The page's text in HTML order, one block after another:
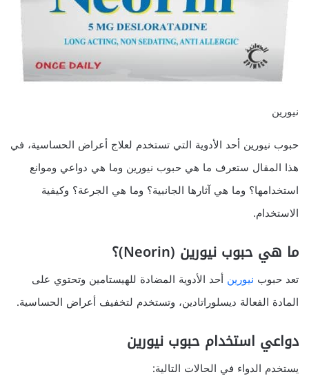
نيورين
حبوب نيورين أحد الأدوية التي تستخدم لعلاج أعراض الحساسية، في
هذا المقال ستعرف ما هي حبوب نيورين وما هي دواعي وموانع
استخدامها؟ وما هي آثارها الجانبية؟ وما هي الجرعة؟ وكيفية
الاستخدام.
ما هي حبوب نيورين (Neorin)؟
تعد حبوب نيورين أحد الأدوية المضادة للهيستامين وتحتوي على
المادة الفعالة ديسلوراتادين، وتستخدم لتخفيف أعراض الحساسية.
دواعي استخدام حبوب نيورين
يستخدم الدواء في الحالات التالية: